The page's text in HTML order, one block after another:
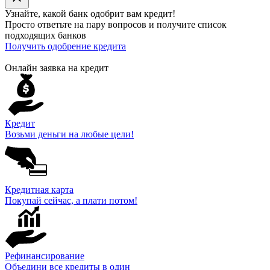
Узнайте, какой банк одобрит вам кредит!
Просто ответьте на пару вопросов и получите список
подходящих банков
Получить одобрение кредита
Онлайн заявка на кредит
Кредит
Возьми деньги на любые цели!
Кредитная карта
Покупай сейчас, а плати потом!
Рефинансирование
Объедини все кредиты в один